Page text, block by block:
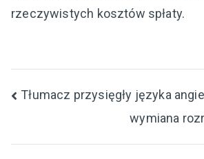
rzeczywistych kosztów spłaty.
Nawigacja
Tłumacz przysięgły języka
wymiana